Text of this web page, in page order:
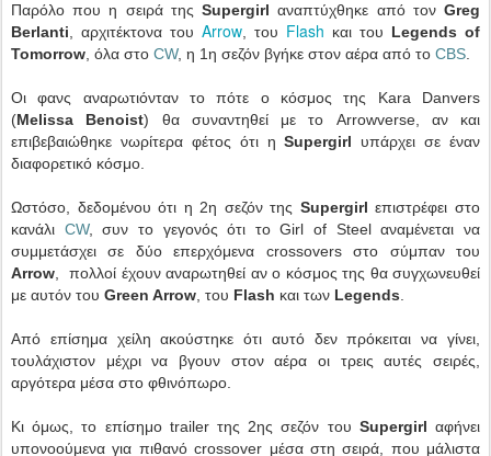
Παρόλο που η σειρά τηςSupergirlαναπτύχθηκε από τονGreg
Berlanti , αρχιτέκτονα του Arrow , του Flash και του Legends of
Tomorrow , όλα στο CW, η 1η σεζόν βγήκε στον αέρα από το CBS
Οι φανς αναρωτιόνταν το πότε ο κόσμος της Kara Danvers
(Melissa Benoist) θα συναντηθεί με το Arrowverse, αν και
επιβεβαιώθηκε νωρίτερα φέτος ότι ηSupergirl υπάρχει σε έναν
διαφορετικό κόσμο.
Ωστόσο, δεδομένου ότι η 2η σεζόν της Supergirlεπιστρέφει στο
κανάλι CW, συν το γεγονός ότι το Girl of Steel αναμένεται να
συμμετάσχει σε δύο επερχόμενα crossovers στο σύμπαν του
Arrow , πολλοί έχουν αναρωτηθεί αν ο κόσμος της θα συγχωνευθεί
με αυτόν του Green Arrow , του Flash και των Legends
Από επίσημα χείλη ακούστηκε ότι αυτό δεν πρόκειται να γίνει,
τουλάχιστον μέχρι να βγουν στον αέρα οι τρεις αυτές σειρές,
αργότερα μέσα στο φθινόπωρο.
Κι όμως, το επίσημο trailer της 2ης σεζόν του Supergirlαφήνει
υπονοούμενα για πιθανό crossover μέσα στη σειρά, που μάλιστα